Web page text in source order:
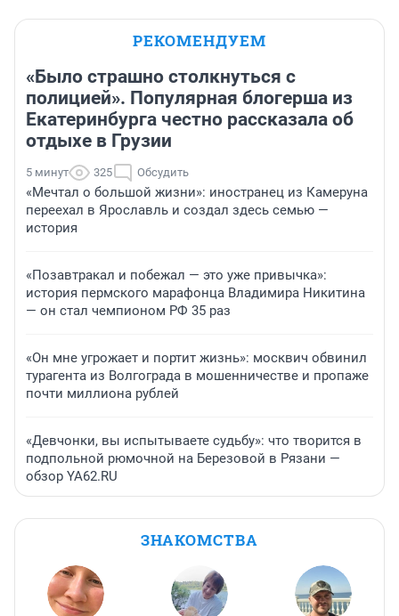
РЕКОМЕНДУЕМ
«Было страшно столкнуться с
полицией». Популярная блогерша из
Екатеринбурга честно рассказала об
отдыхе в Грузии
5 минут 325 Обсудить
«Мечтал о большой жизни»: иностранец из Камеруна
переехал в Ярославль и создал здесь семью —
история
«Позавтракал и побежал — это уже привычка»:
история пермского марафонца Владимира Никитина
— он стал чемпионом РФ 35 раз
«Он мне угрожает и портит жизнь»: москвич обвинил
турагента из Волгограда в мошенничестве и пропаже
почти миллиона рублей
«Девчонки, вы испытываете судьбу»: что творится в
подпольной рюмочной на Березовой в Рязани —
обзор YA62.RU
ЗНАКОМСТВА